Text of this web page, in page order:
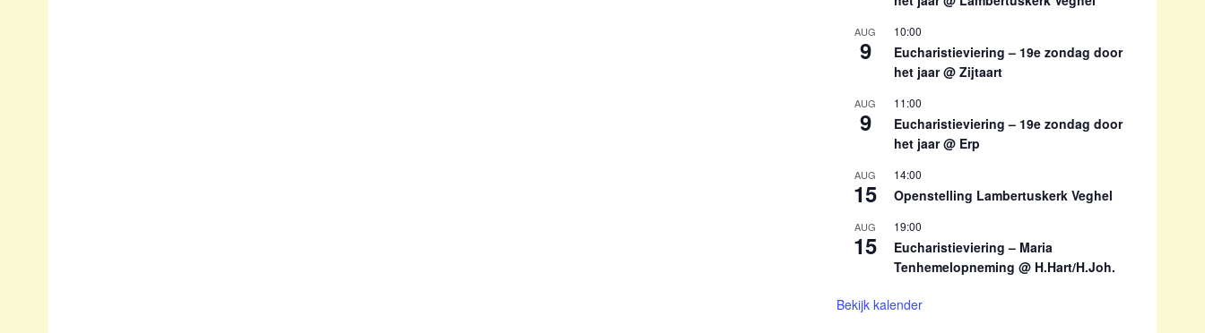
AUG
9
10:00
Eucharistieviering – 19e zondag door
het jaar @ Zijtaart
AUG
9
11:00
Eucharistieviering – 19e zondag door
het jaar @ Erp
AUG
15
14:00
Openstelling Lambertuskerk Veghel
AUG
15
19:00
Eucharistieviering – Maria
Tenhemelopneming @ H.Hart/H.Joh.
Bekijk kalender